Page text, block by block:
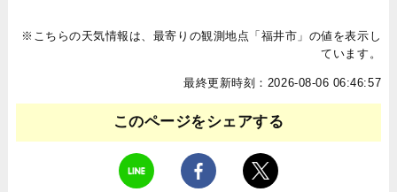
※こちらの天気情報は、最寄りの観測地点「福井市」の値を表示し
ています。
最終更新時刻：2026-08-06 06:46:57
このページをシェアする